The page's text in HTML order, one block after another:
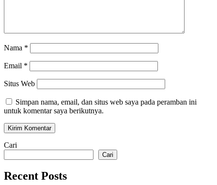
Nama *
Email *
Situs Web
Simpan nama, email, dan situs web saya pada peramban ini
untuk komentar saya berikutnya.
Cari
Cari
Recent Posts